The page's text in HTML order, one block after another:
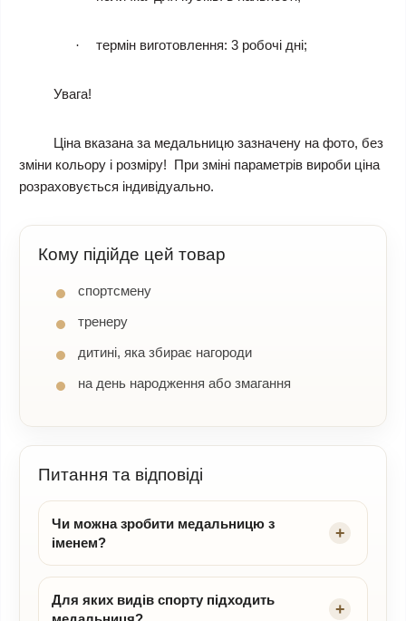
· термін виготовлення: 3 робочі дні;
Увага!
Ціна вказана за медальницю зазначену на фото, без
зміни кольору і розміру! При зміні параметрів вироби ціна
розраховується індивідуально.
Кому підійде цей товар
спортсмену
тренеру
дитині, яка збирає нагороди
на день народження або змагання
Питання та відповіді
Чи можна зробити медальницю з
іменем?
Для яких видів спорту підходить